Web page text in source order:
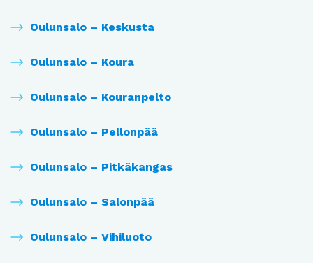
Oulunsalo – Keskusta
Oulunsalo – Koura
Oulunsalo – Kouranpelto
Oulunsalo – Pellonpää
Oulunsalo – Pitkäkangas
Oulunsalo – Salonpää
Oulunsalo – Vihiluoto